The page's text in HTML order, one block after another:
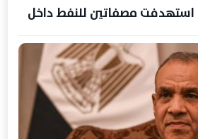
استهدفت مصفاتين للنفط داخل